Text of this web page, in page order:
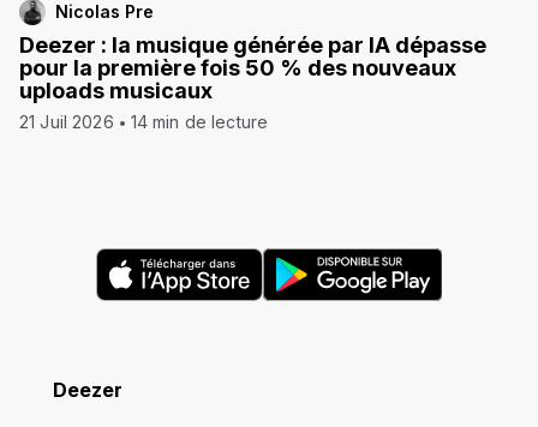
Nicolas Pre
Deezer : la musique générée par IA dépasse
pour la première fois 50 % des nouveaux
uploads musicaux
21 Juil 2026 14 min de lecture
Deezer